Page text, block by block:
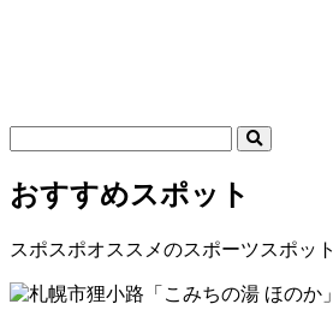
おすすめスポット
スポスポオススメのスポーツスポット